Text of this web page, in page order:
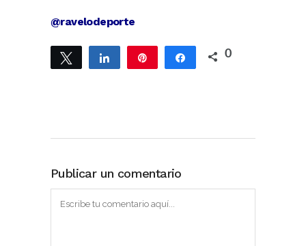
@ravelodeporte
Twittear Compartir Compartir
0
Publicar un comentario